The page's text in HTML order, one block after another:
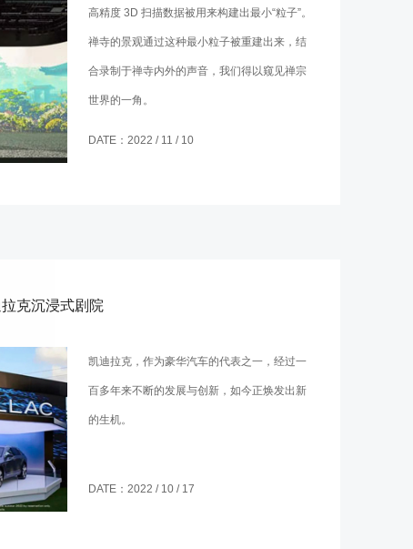
高精度 3D 扫描数据被用来构建出最小“粒子”。
禅寺的景观通过这种最小粒子被重建出来，结
合录制于禅寺内外的声音，我们得以窥见禅宗
世界的一角。
DATE：2022 / 11 / 10
克沉浸式剧院
凯迪拉克，作为豪华汽车的代表之一，经过一
百多年来不断的发展与创新，如今正焕发出新
的生机。
DATE：2022 / 10 / 17